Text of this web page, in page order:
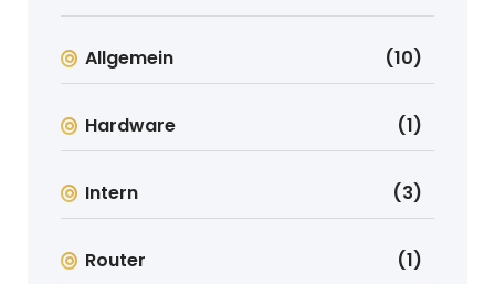
Allgemein (10)
Hardware (1)
Intern (3)
Router (1)